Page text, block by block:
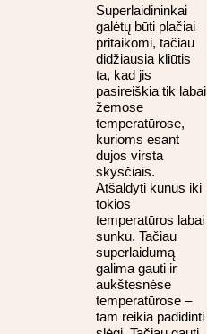
Superlaidininkai
galėtų būti plačiai
pritaikomi, tačiau
didžiausia kliūtis
ta, kad jis
pasireiškia tik labai
žemose
temperatūrose,
kurioms esant
dujos virsta
skysčiais.
Atšaldyti kūnus iki
tokios
temperatūros labai
sunku. Tačiau
superlaidumą
galima gauti ir
aukštesnėse
temperatūrose –
tam reikia padidinti